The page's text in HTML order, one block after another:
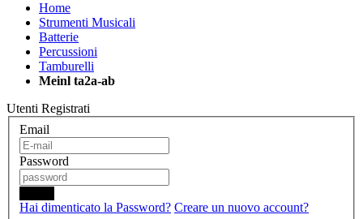
Home
Strumenti Musicali
Batterie
Percussioni
Tamburelli
Meinl ta2a-ab
Utenti Registrati
Email
Password
Hai dimenticato la Password? Creare un nuovo account?